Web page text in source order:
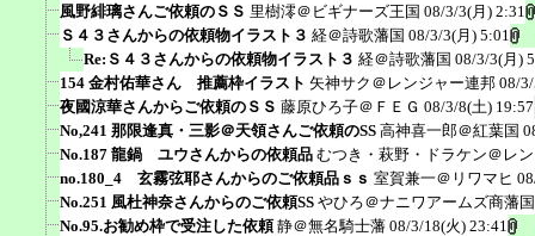
風野緋璃さんご依頼のＳＳ 里樹澪＠ビギナーズ王国 08/3/3(月) 2:31
Ｓ４３さんからの依頼物イラスト３ 経＠詩歌藩国 08/3/3(月) 5:01
Re:Ｓ４３さんからの依頼物イラスト３ 経＠詩歌藩国 08/3/3(月)
154 金村佑華さん 推薦枠イラスト 矢神サク＠レンジャー連邦 08/
夜國涼華さんからご依頼のＳＳ 藤原ひろ子＠ＦＥＧ 08/3/8(土) 19:57
No,241 那限逢真・三影＠天領さんご依頼のSS 高神喜一郎＠紅葉国
No.187 龍鍋 ユウさんからの依頼品 むつき・萩野・ドラケン＠レ
no.180_4 玄霧弦耶さんからのご依頼品ｓｓ 室賀兼一＠リワマヒ
No.251 風杜神奈さんからのご依頼SS やひろ＠ナニワアームズ商藩国
No.95.お勧め枠で受注した依頼 静＠無名騎士藩 08/3/18(火) 23:41